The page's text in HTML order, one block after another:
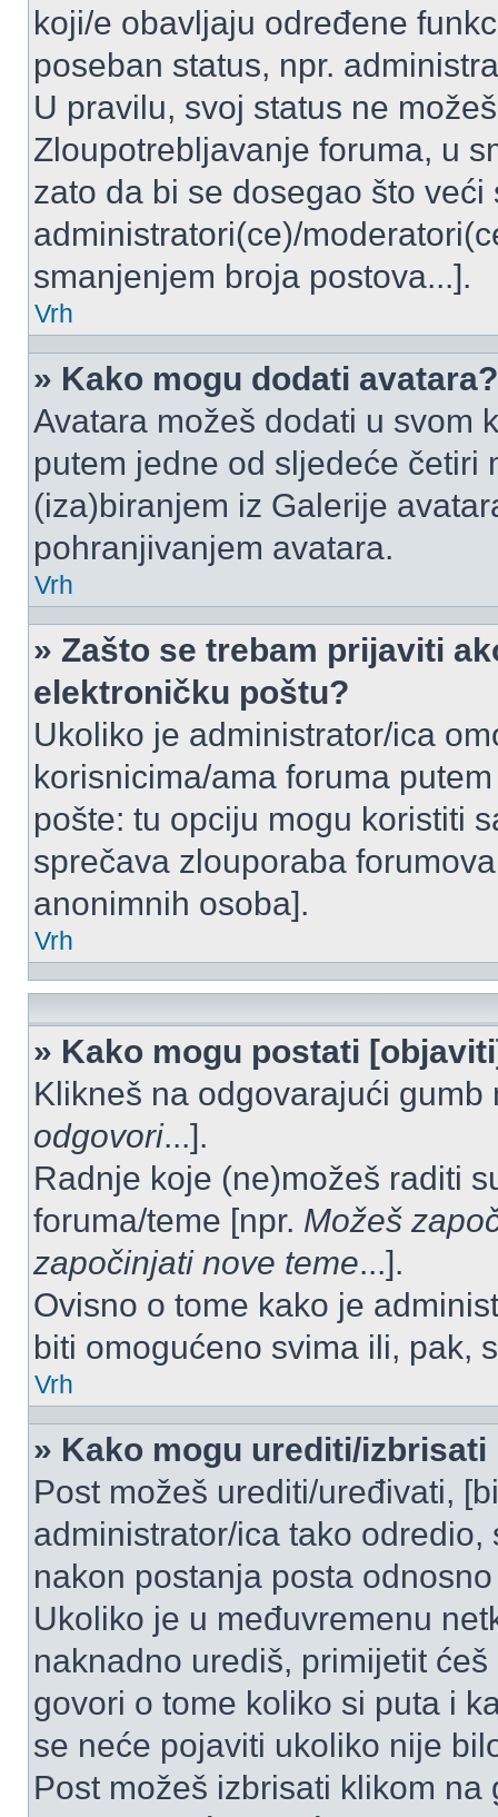
koji/e obavljaju određene
poseban status, npr.
U pravilu, svoj status ne
Zloupotrebljavanje foruma, u
zato da bi se dosegao što
administratori(ce)/
smanjenjem broja postova...].
Vrh
» Kako mogu dodati avatara?
Avatara možeš dodati u svom
putem jedne od sljedeće četiri
(iza)biranjem iz Galerije
pohranjivanjem avatara.
Vrh
» Zašto se trebam prijaviti
elektroničku poštu?
Ukoliko je administrator/ica
korisnicima/ama foruma
pošte: tu opciju mogu koristiti
sprečava zlouporaba
anonimnih osoba].
Vrh
» Kako mogu postati
Klikneš na odgovarajući
odgovori...].
Radnje koje (ne)možeš raditi
foruma/teme [npr. Možeš
započinjati nove teme...].
Ovisno o tome kako je
biti omogućeno svima ili, pak,
Vrh
» Kako mogu urediti/izbrisati
Post možeš urediti/uređivati,
administrator/ica tako
nakon postanja posta
Ukoliko je u međuvremenu
naknadno urediš, primijetit
govori o tome koliko si puta i
se neće pojaviti ukoliko nije
Post možeš izbrisati klikom